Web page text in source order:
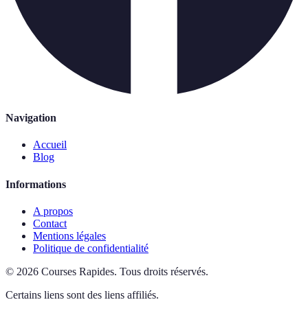
Navigation
Accueil
Blog
Informations
A propos
Contact
Mentions légales
Politique de confidentialité
© 2026 Courses Rapides. Tous droits réservés.
Certains liens sont des liens affiliés.